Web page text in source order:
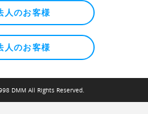
人のお客様
人のお客様
DMM All Rights Reserved.